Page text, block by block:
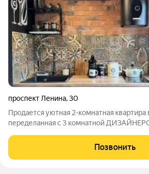
проспект Ленина,30
Продается уютная 2-комнатная квартира
переделанная с 3 комнатной
квартиру, расположенную в развитом
части города . Жилье находится в
Позвонить